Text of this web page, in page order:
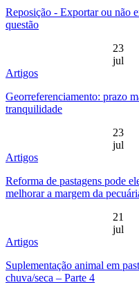
Reposição - Exportar ou não
questão
23
jul
Artigos
Georreferenciamento: prazo
tranquilidade
23
jul
Artigos
Reforma de pastagens pode
melhorar a margem da
21
jul
Artigos
Suplementação animal em
chuva/seca – Parte 4